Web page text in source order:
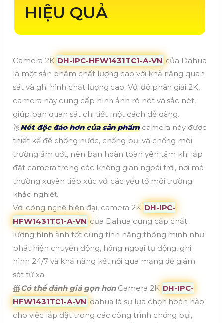
HIỆU QUẢ
Camera 2K DH-IPC-HFW1431TC1-A-VN của Dahua
là một sản phẩm chất lượng cao với khả năng quan
sát và ghi hình chất lượng cao. Với độ phân giải 2K,
camera này cung cấp hình ảnh rõ nét và sắc nét,
giúp bạn quan sát chi tiết một cách dễ dàng.
🥈️Nét độc đáo hơn của sản phẩm camera này được
thiết kế để chống nước, chống bụi và chống môi
trường ẩm ướt, nên bạn hoàn toàn yên tâm khi lắp
đặt camera trong các không gian ngoài trời, nơi mà
thường xuyên tiếp xúc với các yếu tố môi trường
khắc nghiệt.
Với công nghệ hiện đại, camera 2K DH-IPC-
HFW1431TC1-A-VN của Dahua cung cấp chất
lượng hình ảnh tốt cùng tính năng thông minh như
phát hiện chuyển động, hồng ngoại tự động, ghi
hình 24/7 và khả năng kết nối qua mạng để giám
sát từ xa.
∰Có thể đánh giá gọn hơn Camera 2K DH-IPC-
HFW1431TC1-A-VN dahua là sự lựa chọn hoàn hảo
cho việc lắp đặt trong các công trình chống bụi,